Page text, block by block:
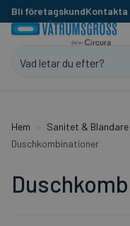
Bli företagskundKontakta
Hem Sanitet & Blandare
Duschkombinationer